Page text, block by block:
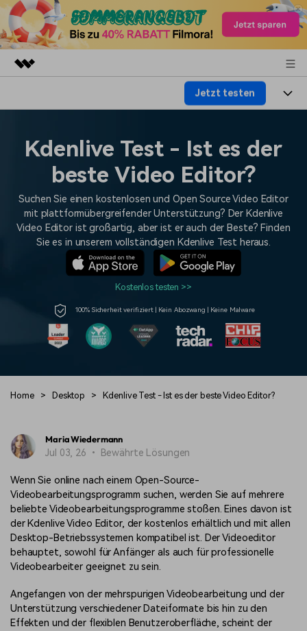
Dienstprogramme
Überblick
Presseraum
Shop
Jetzt testen
Plattformen
Funktionen
Assets
Video/Foto
Audio
Lösungen
Soziale Medien
Marketing & Business
Ressourcen
Über 100 heiße Video-
Prompts – schnell ähnliche
Videos erstellen
Meisterkurs
fortgeschrittene
Videobearbeitungsfähigkeiten
Lernen, ausdrücken und
Fähigkeiten mit Filmora
Erfahren Sie, wie Sie einen
Creator
Monetarisierungs-
Programm
Monetarisieren Sie
Ihren Einfluss mit Filmora
Freunde-werben-
Programm
An Freunde empfehlen,
Blog
Hilfe-Center
Kunden-Support
Bewertungen
Kunden-Geschichten
Kunden Erfolg haben
Affiliate-Programm
auf Unternehmensebene frei
KAUFEN Anmelden
Suchen
Kdenlive Test - Ist es der
beste Video Editor?
Suchen Sie einen kostenlosen und Open Source Video Editor
mit plattformübergreifender Unterstützung? Der Kdenlive
Video Editor ist großartig, aber ist er auch der Beste? Finden
Sie es in unserem vollständigen Kdenlive Test heraus.
Kostenlos testen >>
100% Sicherheit verifiziert | Kein Abozwang | Keine Malware
Home > Desktop > Kdenlive Test - Ist es der beste Video Editor?
Maria Wiedermann
Jul 03, 26 • Bewährte Lösungen
Wenn Sie online nach einem Open-Source-
Videobearbeitungsprogramm suchen, werden Sie auf mehrere
beliebte Videobearbeitungsprogramme stoßen. Eines davon ist
der Kdenlive Video Editor, der kostenlos erhältlich und mit allen
Desktop-Betriebssystemen kompatibel ist. Der Videoeditor
behauptet, sowohl für Anfänger als auch für professionelle
Videobearbeiter geeignet zu sein.
Angefangen von der mehrspurigen Videobearbeitung und der
Unterstützung verschiedener Dateiformate bis hin zu den
Effekten und der flexiblen Benutzeroberfläche, scheint der